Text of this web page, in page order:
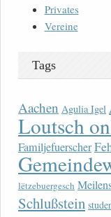
Privates
Vereine
Tags
Aachen Agulia Igel
Loutsch
Familjefuerscher
lëtzebuergesch
Schlußstein